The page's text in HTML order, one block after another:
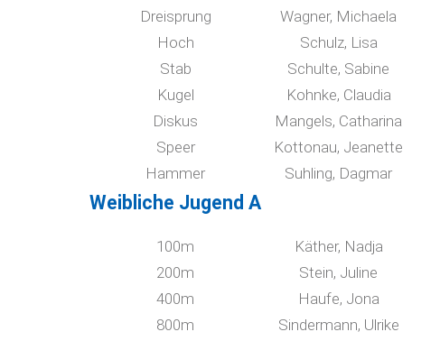
Dreisprung
Wagner, Michaela
Hoch
Schulz, Lisa
Stab
Schulte, Sabine
Kugel
Kohnke, Claudia
Diskus
Mangels, Catharina
Speer
Kottonau, Jeanette
Hammer
Suhling, Dagmar
Weibliche Jugend A
100m Käther, Nadja
200m
Stein, Juline
400m
Haufe, Jona
800m
Sindermann, Ulrike